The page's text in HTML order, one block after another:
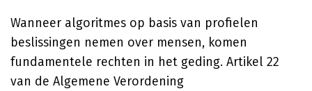
Wanneer algoritmes op basis van profielen
beslissingen nemen over mensen, komen
fundamentele rechten in het geding. Artikel 22
van de Algemene Verordening